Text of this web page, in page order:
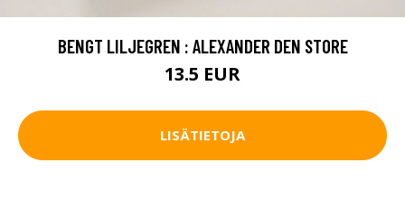
BENGT LILJEGREN : ALEXANDER DEN STORE
13.5 EUR
LISÄTIETOJA